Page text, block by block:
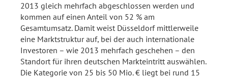
2013 gleich mehrfach abgeschlossen werden und
kommen auf einen Anteil von 52 % am
Gesamtumsatz. Damit weist Düsseldorf mittlerweile
eine Marktstruktur auf, bei der auch internationale
Investoren – wie 2013 mehrfach geschehen – den
Standort für ihren deutschen Markteintritt auswählen.
Die Kategorie von 25 bis 50 Mio. € liegt bei rund 15